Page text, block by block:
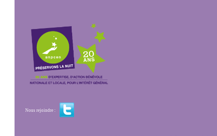
Nous rejoindre :